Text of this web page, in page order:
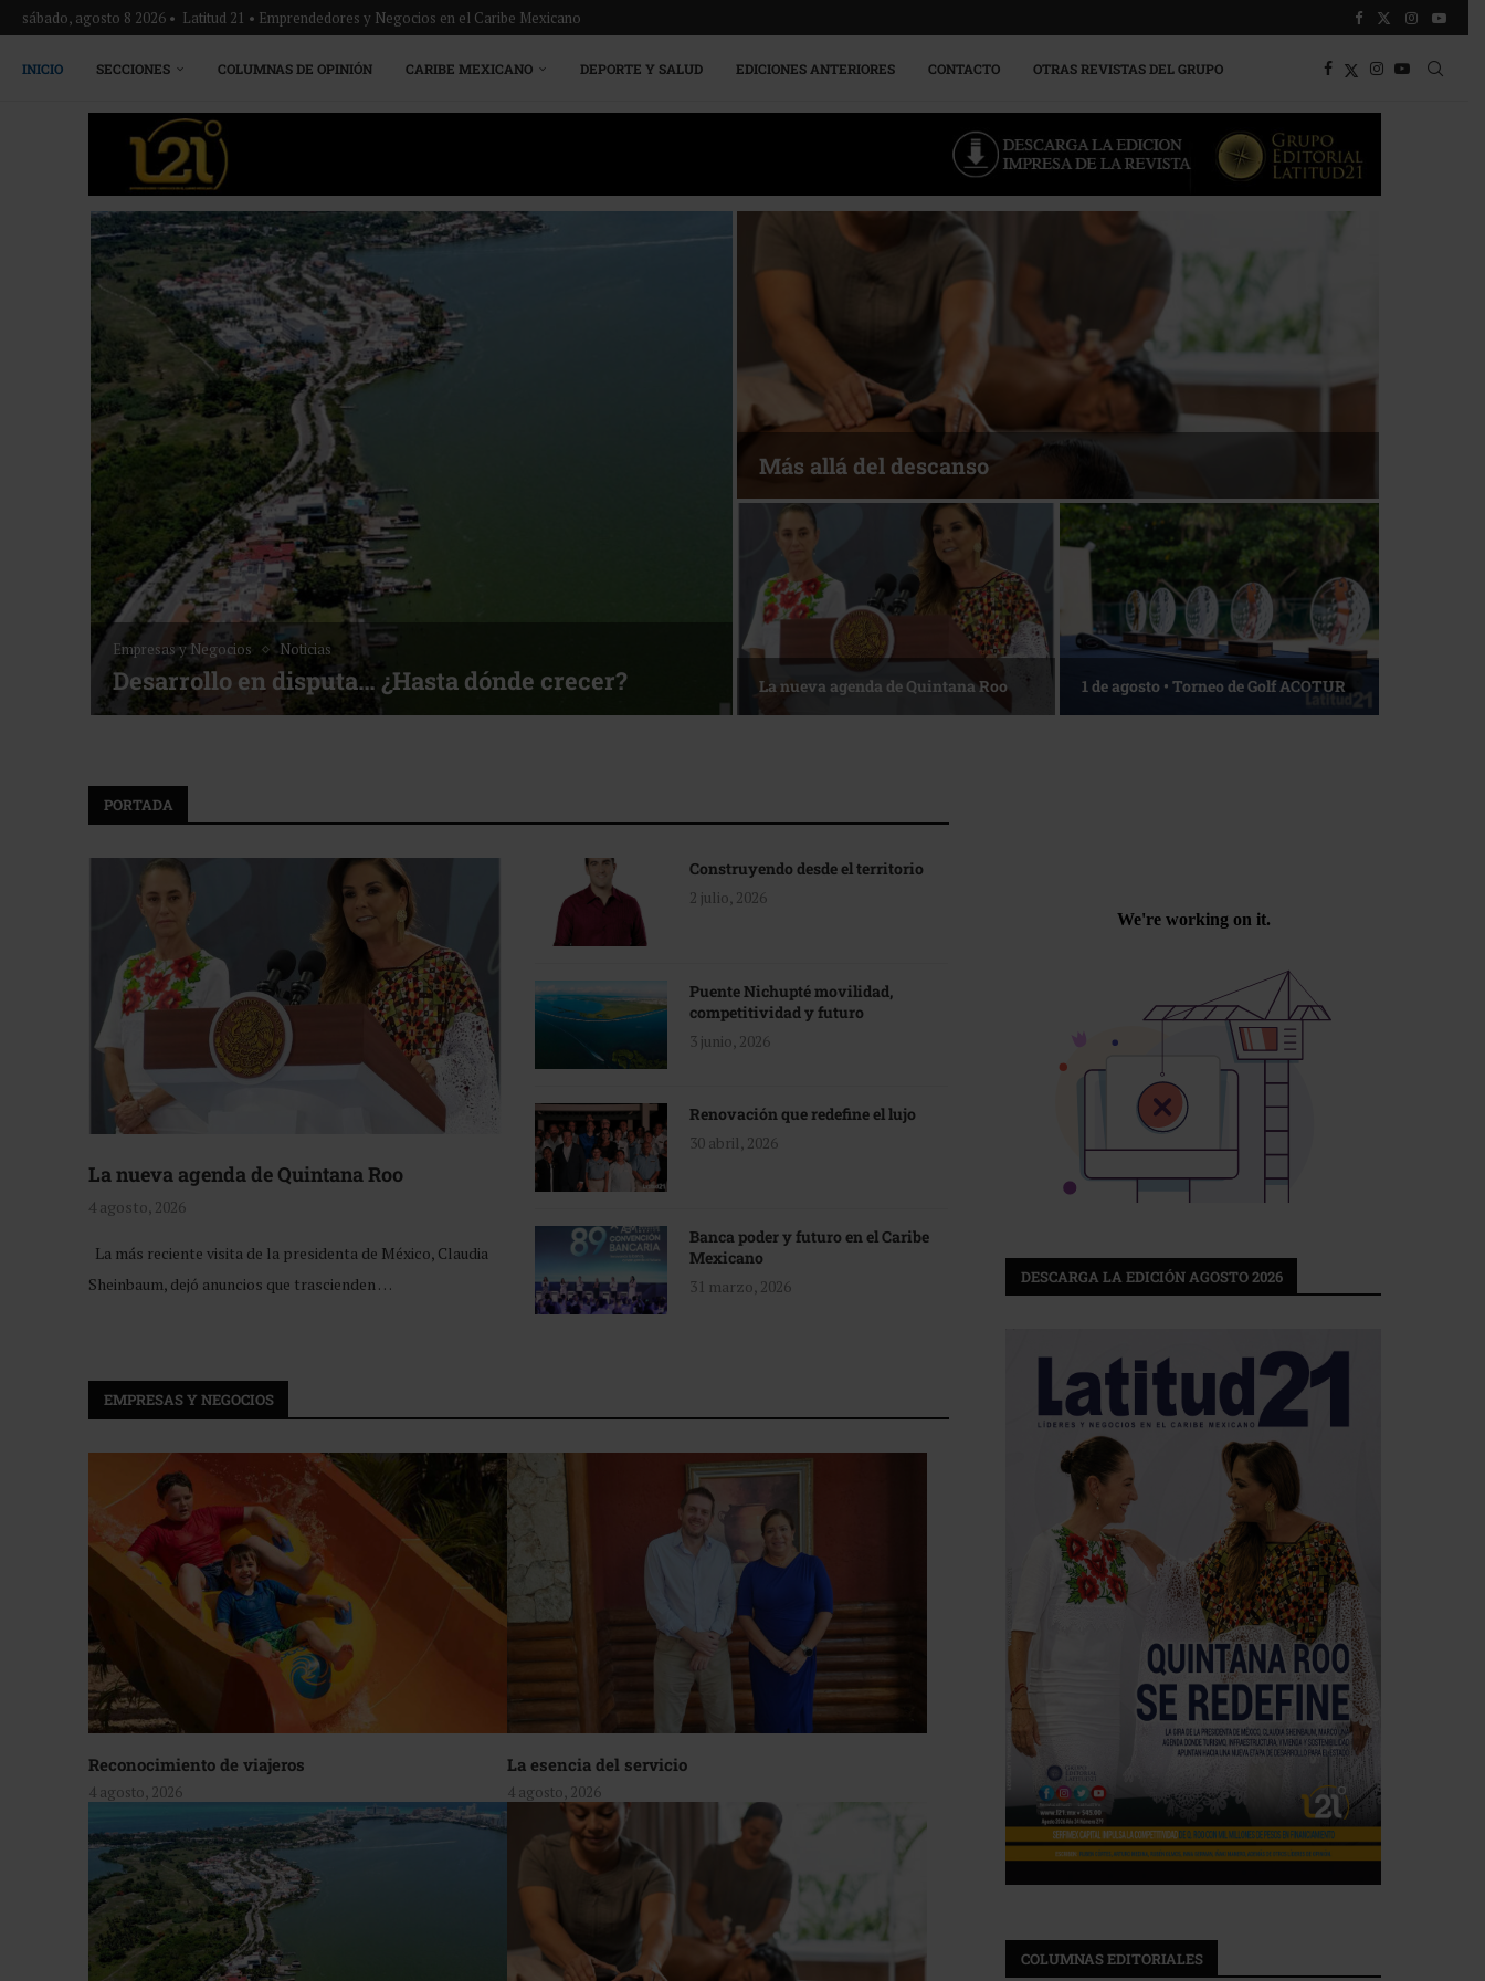
sábado, agosto 8 2026 • Latitud 21 • Emprendedores y Negocios en el Caribe Mexicano
INICIO SECCIONES COLUMNAS DE OPINIÓN CARIBE MEXICANO DEPORTE Y SALUD EDICIONES ANTERIORES CONTACTO OTRAS REVISTAS DEL GRUPO
Empresas y Negocios Noticias
Desarrollo en disputa… ¿Hasta dónde crecer?
Más allá del descanso
La nueva agenda de Quintana Roo 1 de agosto • Torneo de Golf ACOTUR
PORTADA
La nueva agenda de Quintana Roo
4 agosto, 2026
La más reciente visita de la presidenta de México, Claudia
Sheinbaum, dejó anuncios que trascienden …
Construyendo desde el territorio
2 julio, 2026
Puente Nichupté movilidad,
competitividad y futuro
3 junio, 2026
Renovación que redefine el lujo
30 abril, 2026
Banca poder y futuro en el Caribe
Mexicano
31 marzo, 2026
EMPRESAS Y NEGOCIOS
Reconocimiento de viajeros
4 agosto, 2026
La esencia del servicio
4 agosto, 2026
DESCARGA LA EDICIÓN AGOSTO 2026
COLUMNAS EDITORIALES